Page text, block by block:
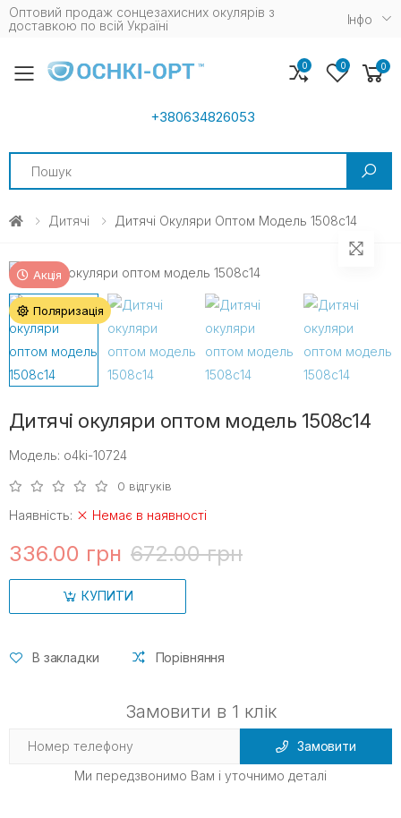
Оптовий продаж сонцезахисних окулярів з
доставкою по всій Україні
Iнфо
Toggle mobile menu
+380634826053
Search
0 0 0
Дитячі Дитячі Окуляри Оптом Модель 1508c14
Акція
Поляризація
Дитячі окуляри оптом модель 1508c14
Модель: o4ki-10724
0 відгуків
Наявність: Немає в наявності
336.00 грн 672.00 грн
КУПИТИ
В закладки Порівняння
Замовити в 1 клік
Замовити
Ми передзвонимо Вам і уточнимо деталі